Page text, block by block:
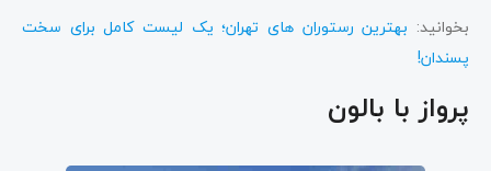
بخوانید: بهترین رستوران های تهران؛ یک لیست کامل برای سخت
پسندان!
پرواز با بالون